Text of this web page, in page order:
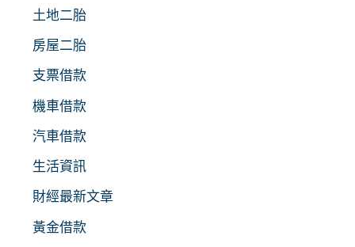
土地二胎
房屋二胎
支票借款
機車借款
汽車借款
生活資訊
財經最新文章
黃金借款